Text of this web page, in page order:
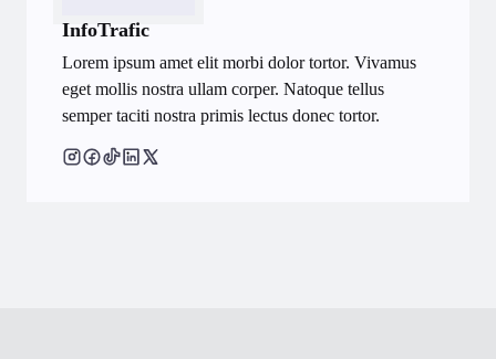
InfoTrafic
Lorem ipsum amet elit morbi dolor tortor. Vivamus
eget mollis nostra ullam corper. Natoque tellus
semper taciti nostra primis lectus donec tortor.